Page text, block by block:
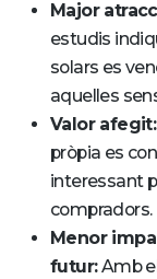
Major
estudis
solars es
aquelles
Valor afegit:
pròpia es
interessant
compradors.
Menor
futur:Amb